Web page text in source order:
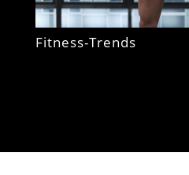
Fitness-Trends